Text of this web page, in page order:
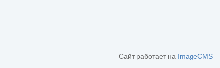
Сайт работает на ImageCMS